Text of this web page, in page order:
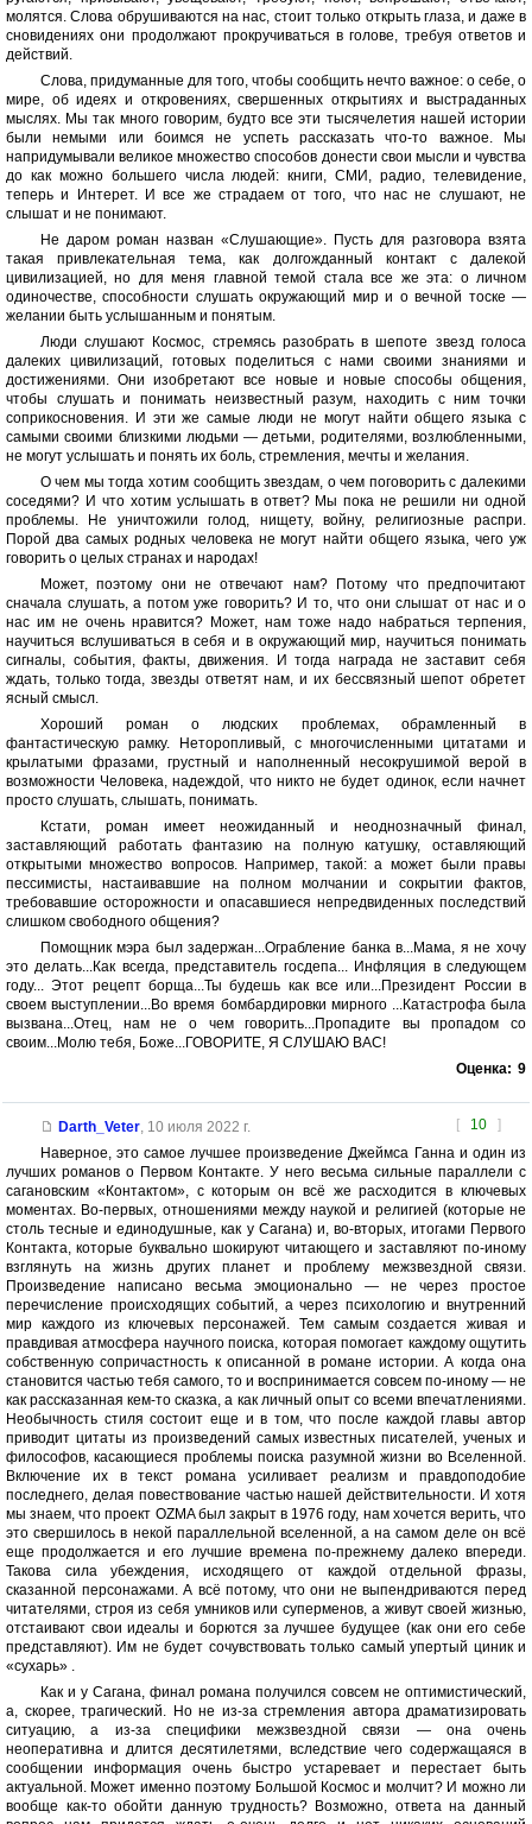
молятся. Слова обрушиваются на нас, стоит только открыть глаза, и даже в
сновидениях они продолжают прокручиваться в голове, требуя ответов и
действий.
Слова, придуманные для того, чтобы сообщить нечто важное: о себе, о
мире, об идеях и откровениях, свершенных открытиях и выстраданных
мыслях. Мы так много говорим, будто все эти тысячелетия нашей истории
были немыми или боимся не успеть рассказать что-то важное. Мы
напридумывали великое множество способов донести свои мысли и чувства
до как можно большего числа людей: книги, СМИ, радио, телевидение,
теперь и Интерет. И все же страдаем от того, что нас не слушают, не
слышат и не понимают.
Не даром роман назван «Слушающие». Пусть для разговора взята
такая привлекательная тема, как долгожданный контакт с далекой
цивилизацией, но для меня главной темой стала все же эта: о личном
одиночестве, способности слушать окружающий мир и о вечной тоске —
желании быть услышанным и понятым.
Люди слушают Космос, стремясь разобрать в шепоте звезд голоса
далеких цивилизаций, готовых поделиться с нами своими знаниями и
достижениями. Они изобретают все новые и новые способы общения,
чтобы слушать и понимать неизвестный разум, находить с ним точки
соприкосновения. И эти же самые люди не могут найти общего языка с
самыми своими близкими людьми — детьми, родителями, возлюбленными,
не могут услышать и понять их боль, стремления, мечты и желания.
О чем мы тогда хотим сообщить звездам, о чем поговорить с далекими
соседями? И что хотим услышать в ответ? Мы пока не решили ни одной
проблемы. Не уничтожили голод, нищету, войну, религиозные распри.
Порой два самых родных человека не могут найти общего языка, чего уж
говорить о целых странах и народах!
Может, поэтому они не отвечают нам? Потому что предпочитают
сначала слушать, а потом уже говорить? И то, что они слышат от нас и о
нас им не очень нравится? Может, нам тоже надо набраться терпения,
научиться вслушиваться в себя и в окружающий мир, научиться понимать
сигналы, события, факты, движения. И тогда награда не заставит себя
ждать, только тогда, звезды ответят нам, и их бессвязный шепот обретет
ясный смысл.
Хороший роман о людских проблемах, обрамленный в
фантастическую рамку. Неторопливый, с многочисленными цитатами и
крылатыми фразами, грустный и наполненный несокрушимой верой в
возможности Человека, надеждой, что никто не будет одинок, если начнет
просто слушать, слышать, понимать.
Кстати, роман имеет неожиданный и неоднозначный финал,
заставляющий работать фантазию на полную катушку, оставляющий
открытыми множество вопросов. Например, такой: а может были правы
пессимисты, настаивавшие на полном молчании и сокрытии фактов,
требовавшие осторожности и опасавшиеся непредвиденных последствий
слишком свободного общения?
Помощник мэра был задержан...Ограбление банка в...Мама, я не хочу
это делать...Как всегда, представитель госдепа... Инфляция в следующем
году... Этот рецепт борща...Ты будешь как все или...Президент России в
своем выступлении...Во время бомбардировки мирного ...Катастрофа была
вызвана...Отец, нам не о чем говорить...Пропадите вы пропадом со
своим...Молю тебя, Боже...ГОВОРИТЕ, Я СЛУШАЮ ВАС!
Оценка: 9
[ 10 ]
Darth_Veter, 10 июля 2022 г.
Наверное, это самое лучшее произведение Джеймса Ганна и один из
лучших романов о Первом Контакте. У него весьма сильные параллели с
сагановским «Контактом», с которым он всё же расходится в ключевых
моментах. Во-первых, отношениями между наукой и религией (которые не
столь тесные и единодушные, как у Сагана) и, во-вторых, итогами Первого
Контакта, которые буквально шокируют читающего и заставляют по-иному
взглянуть на жизнь других планет и проблему межзвездной связи.
Произведение написано весьма эмоционально — не через простое
перечисление происходящих событий, а через психологию и внутренний
мир каждого из ключевых персонажей. Тем самым создается живая и
правдивая атмосфера научного поиска, которая помогает каждому ощутить
собственную сопричастность к описанной в романе истории. А когда она
становится частью тебя самого, то и воспринимается совсем по-иному — не
как рассказанная кем-то сказка, а как личный опыт со всеми впечатлениями.
Необычность стиля состоит еще и в том, что после каждой главы автор
приводит цитаты из произведений самых известных писателей, ученых и
философов, касающиеся проблемы поиска разумной жизни во Вселенной.
Включение их в текст романа усиливает реализм и правдоподобие
последнего, делая повествование частью нашей действительности. И хотя
мы знаем, что проект OZMA был закрыт в 1976 году, нам хочется верить, что
это свершилось в некой параллельной вселенной, а на самом деле он всё
еще продолжается и его лучшие времена по-прежнему далеко впереди.
Такова сила убеждения, исходящего от каждой отдельной фразы,
сказанной персонажами. А всё потому, что они не выпендриваются перед
читателями, строя из себя умников или суперменов, а живут своей жизнью,
отстаивают свои идеалы и борются за лучшее будущее (как они его себе
представляют). Им не будет сочувствовать только самый упертый циник и
«сухарь» .
Как и у Сагана, финал романа получился совсем не оптимистический,
а, скорее, трагический. Но не из-за стремления автора драматизировать
ситуацию, а из-за специфики межзвездной связи — она очень
неоперативна и длится десятилетями, вследствие чего содержащаяся в
сообщении информация очень быстро устаревает и перестает быть
актуальной. Может именно поэтому Большой Космос и молчит? И можно ли
вообще как-то обойти данную трудность? Возможно, ответа на данный